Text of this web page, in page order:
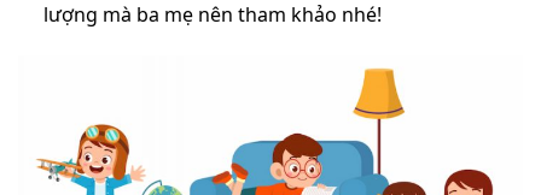
lượng mà ba mẹ nên tham khảo nhé!